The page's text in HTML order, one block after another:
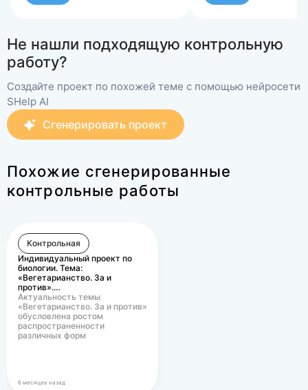
Не нашли подходящую контрольную
работу?
Создайте проект по похожей теме с помощью нейросети
SHelp AI
Сгенерировать проект
Похожие сгенерированные
контрольные работы
Контрольная
Индивидуальный проект по
биологии. Тема:
«Вегетарианство. За и
против».…
Актуальность темы
«Вегетарианство. За и против»
обусловлена ростом
распространенности
различных форм
6 месяцев назад